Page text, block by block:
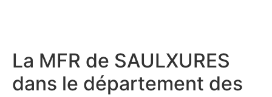
La MFR de SAULXURES
dans le département des